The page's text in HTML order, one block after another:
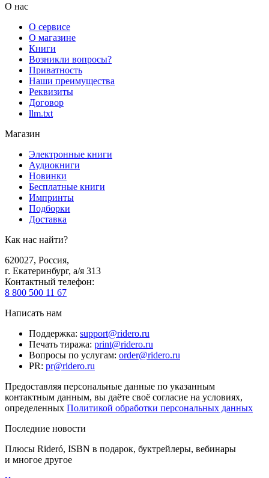
О нас
О сервисе
О магазине
Книги
Возникли вопросы?
Приватность
Наши преимущества
Реквизиты
Договор
llm.txt
Магазин
Электронные книги
Аудиокниги
Новинки
Бесплатные книги
Импринты
Подборки
Доставка
Как нас найти?
620027, Россия,
г. Екатеринбург, а/я 313
Контактный телефон:
8 800 500 11 67
Написать нам
Поддержка: support@ridero.ru
Печать тиража: print@ridero.ru
Вопросы по услугам: order@ridero.ru
PR: pr@ridero.ru
Предоставляя персональные данные по указанным
контактным данным, вы даёте своё согласие на условиях,
определенных Политикой обработки персональных данных
Последние новости
Плюсы Rideró, ISBN в подарок, буктрейлеры, вебинары
и многое другое